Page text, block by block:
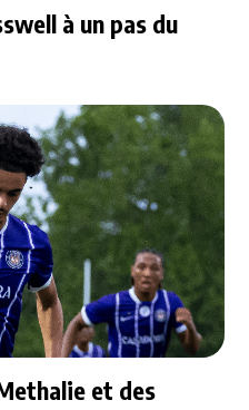
à un pas du
et des